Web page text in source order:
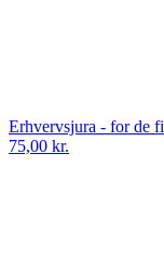
Erhvervsjura - for de
75,00 kr.